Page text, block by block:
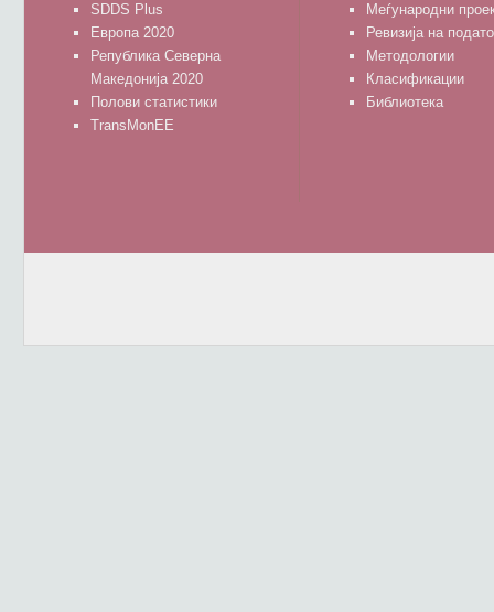
SDDS Plus
Европа 2020
Република Северна
Македонија 2020
Полови статистики
TransMonEE
Меѓународни
Ревизија на
Методологии
Класификации
Библиотека